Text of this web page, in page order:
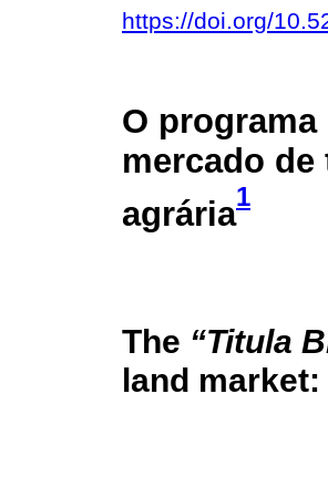
https://doi.org/
O programa
mercado de
agrária1
The “Titula
land